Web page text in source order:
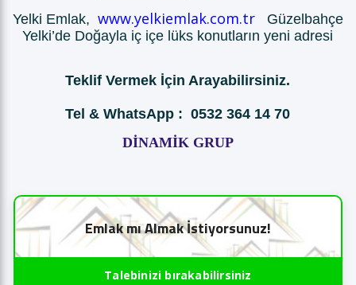
Yelki Emlak, www.yelkiemlak.com.tr
Güzelbahçe
Yelki’de Doğayla iç içe lüks konutların yeni adresi
Teklif Vermek İçin Arayabilirsiniz.
Tel & WhatsApp : 0532 364 14 70
DİNAMİK GRUP
Emlak mı Almak İstiyorsunuz!
Talebinizi bırakabilirsiniz